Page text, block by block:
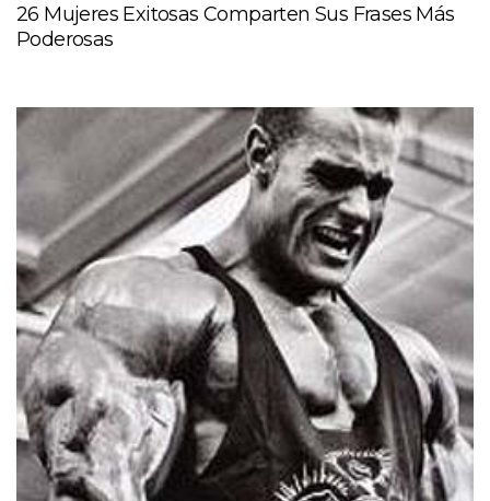
26 Mujeres Exitosas Comparten Sus Frases Más
Poderosas